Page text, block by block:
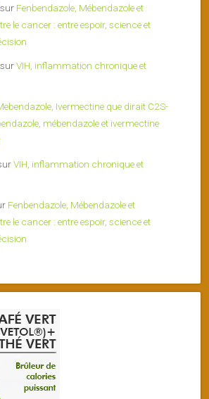
sur Fenbendazole, Mébendazole et
le cancer : entre espoir, science et
surVIH, inflammation chronique et
Ivermectine que dirait C2S-
mébendazole et ivermectine
VIH, inflammation chronique et
Fenbendazole, Mébendazole et
le cancer : entre espoir, science et